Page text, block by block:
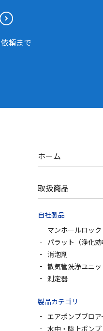
頼まで
ホーム
取扱商品
自社製品
マンホールロック
パラット（浄化効
消泡剤
散気管洗浄ユニッ
測定器
製品カテゴリ
エアポンプブロア
水中・陸上ポンプ